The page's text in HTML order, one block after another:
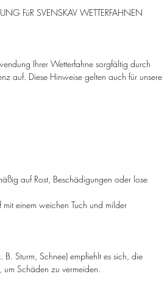
FüR SVENSKAV WETTERFAHNEN
Ihrer Wetterfahne sorgfältig durch
auf. Diese Hinweise gelten auch für unsere
auf Rost, Beschädigungen oder lose
einem weichen Tuch und milder
Sturm, Schnee) empfiehlt es sich, die
Schäden zu vermeiden.